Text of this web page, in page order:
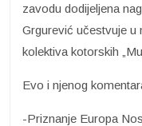
zavodu dodijeljena
Grgurević učestvuje
kolektiva kotorskih
Evo i njenog
-Priznanje Europa